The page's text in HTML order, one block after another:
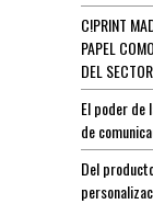
C!PRINT
PAPEL
DEL
El poder de
de
Del